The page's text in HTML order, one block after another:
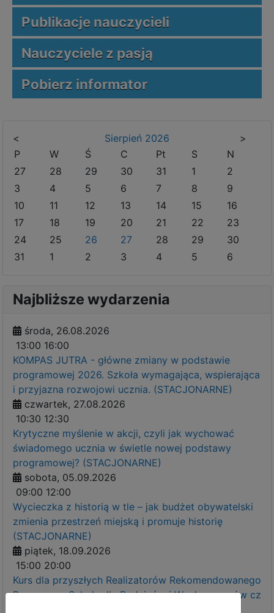
Publikacje nauczycieli
Nauczyciele z pasją
Pobierz informator
< Sierpień 2026
>
P
W Ś C Pt S
N
27
28 29 30 31 1
2
3
4 5 6 7 8
9
10
11 12 13 14 15
16
17
18 19 20 21 22
23
24
25 26 27 28 29
30
31
1 2 3 4 5 6
Najbliższe wydarzenia
środa, 26.08.2026
13:00 16:00
KOMPAS JUTRA - główne zmiany w podstawie
programowej 2026. Szkoła wymagająca, wspierająca
i przyjazna rozwojowi ucznia. (STACJONARNE)
czwartek, 27.08.2026
10:30 12:30
Krytyczne myślenie w akcji, czyli jak wychować
świadomego ucznia w świetle nowej podstawy
programowej? (STACJONARNE)
sobota, 05.09.2026
09:00 12:00
Wycieczka z historią w tle – jak budżet obywatelski
zmienia przestrzeń miejską i promuje historię
(STACJONARNE)
piątek, 18.09.2026
15:00 20:00
Kurs dla przyszłych Realizatorów Rekomendowanego
Programu - Szkoła dla Rodziców i Wychowawców cz